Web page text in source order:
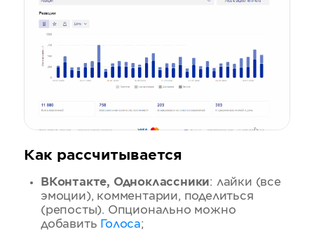
Как рассчитывается
ВКонтакте, Одноклассники: лайки (все
эмоции), комментарии, поделиться
(репосты). Опционально можно
добавить Голоса;